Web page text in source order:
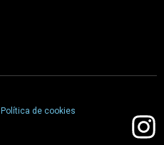
Política de cookies